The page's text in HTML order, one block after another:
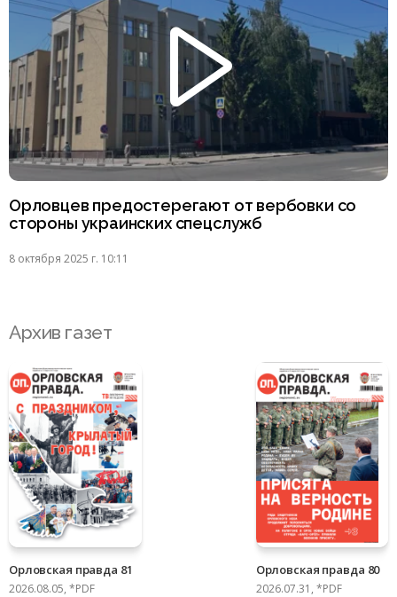
Орловцев предостерегают от вербовки со
стороны украинских спецслужб
8 октября 2025 г. 10:11
Архив газет
Орловская правда 81
2026.08.05, *PDF
Орловская правда 80
2026.07.31, *PDF